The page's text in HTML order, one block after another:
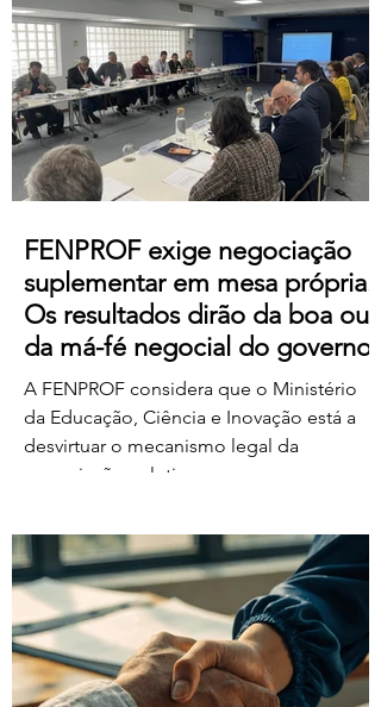
educadores. Para aceder ao plenário,
basta clicar no link a partir das 17 horas de
sexta-feira, dia 7 de agosto:
https://us06web.zoom.us/j/85736793433
FENPROF exige negociação
suplementar em mesa própria.
Os resultados dirão da boa ou
da má-fé negocial do governo
A FENPROF considera que o Ministério
da Educação, Ciência e Inovação está a
desvirtuar o mecanismo legal da
negociação coletiva ao convocar uma
organizações sindicais,
independentemente de terem requerido
negociação suplementar ou de já terem
manifestado acordo ou concordância
com o projeto de diploma. A negociação
suplementar existe para permitir o